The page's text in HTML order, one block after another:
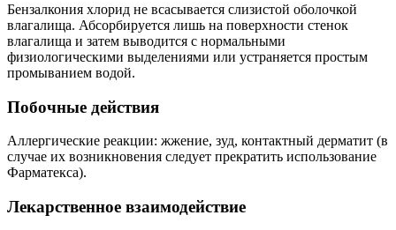
Бензалкония хлорид не всасывается слизистой оболочкой
влагалища. Абсорбируется лишь на поверхности стенок
влагалища и затем выводится с нормальными
физиологическими выделениями или устраняется простым
промыванием водой.
Побочные действия
Аллергические реакции: жжение, зуд, контактный дерматит (в
случае их возникновения следует прекратить использование
Фарматекса).
Лекарственное взаимодействие